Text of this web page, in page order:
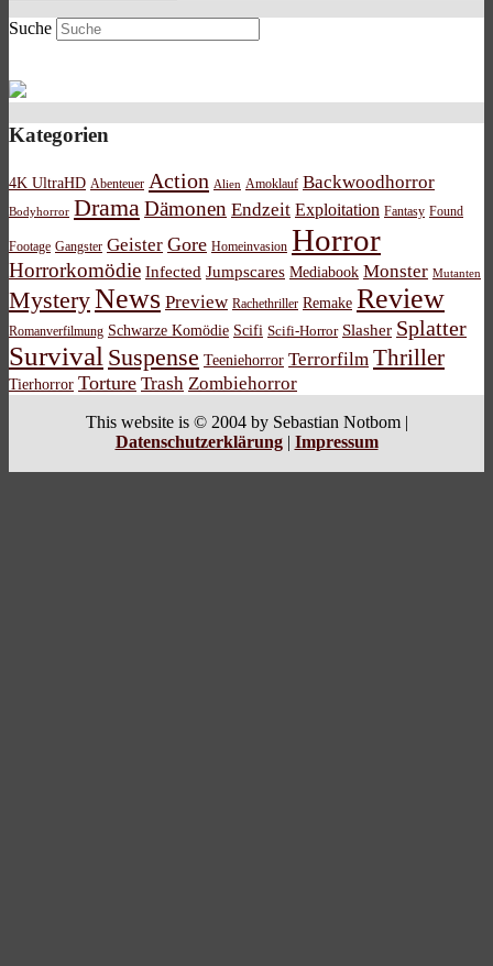
Suche
Kategorien
4K UltraHD Abenteuer Action Alien Amoklauf Backwoodhorror
Bodyhorror Drama Dämonen Endzeit Exploitation Fantasy Found
Footage Gangster Geister Gore Homeinvasion Horror
Horrorkomödie Infected Jumpscares Mediabook Monster Mutanten
MysteryNews Preview Rachethriller Remake Review
Romanverfilmung Schwarze Komödie Scifi Scifi-Horror Slasher Splatter
Survival Suspense Teeniehorror Terrorfilm Thriller
Tierhorror Torture Trash Zombiehorror
This website is © 2004 by Sebastian Notbom |
Datenschutzerklärung| Impressum